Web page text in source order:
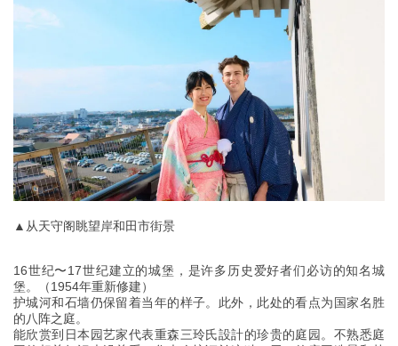
▲从天守阁眺望岸和田市街景
16世纪〜17世纪建立的城堡，是许多历史爱好者们必访的知名城
堡。（1954年重新修建）
护城河和石墙仍保留着当年的样子。此外，此处的看点为国家名胜
的八阵之庭。
能欣赏到日本园艺家代表重森三玲氏設計的珍贵的庭园。不熟悉庭